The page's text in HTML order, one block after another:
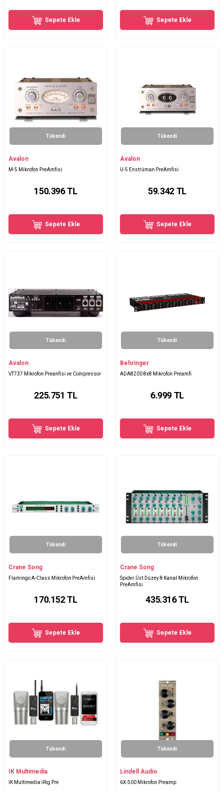
Sepete Ekle Sepete Ekle
Tükendi
Avalon
M-5 Mikrofon PreAmfisi
150.396TL
Sepete Ekle
Tükendi
Avalon
U-5 Enstrüman PreAmfisi
59.342TL
Sepete Ekle
Tükendi
Avalon
VT737 Mikrofon Preanfisi ve Compressor
225.751 TL
Sepete Ekle
Tükendi
Behringer
ADA8200 8x8 Mikrofon Preamfi
6.999 TL
Sepete Ekle
Tükendi
Crane Song
Flamingo A-Class Mikrofon PreAmfisi
170.152TL
Sepete Ekle
Tükendi
Crane Song
Spider Üst Düzey 8 Kanal Mikrofon
PreAmfisi
435.316TL
Sepete Ekle
Tükendi
IK Multimedia
IK Multimedia iRig Pre
Tükendi
Lindell Audio
6X-500 Mikrofon Preamp